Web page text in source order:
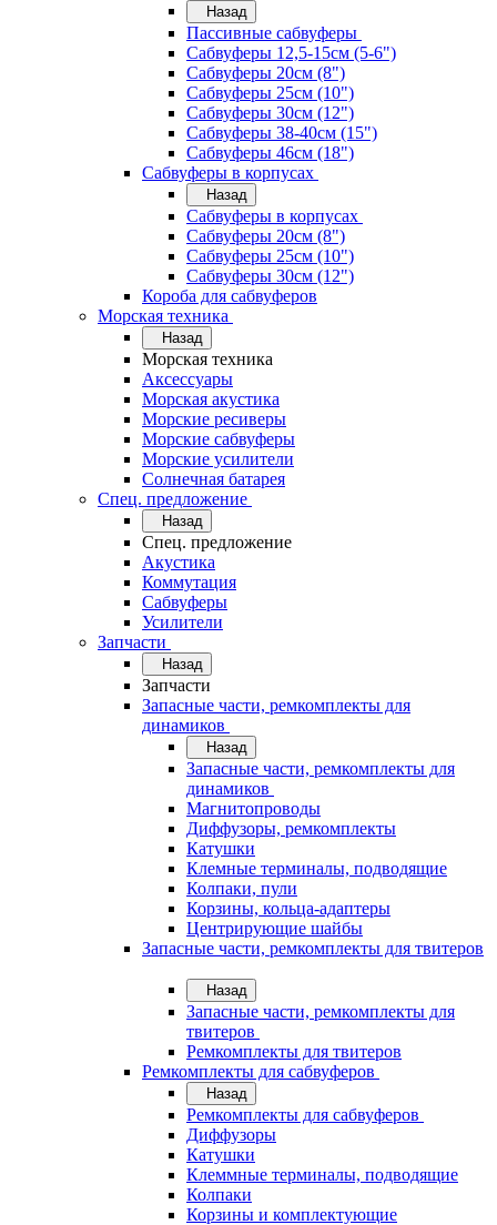
Назад
Пассивные сабвуферы
Сабвуферы 12,5-15см (5-6")
Сабвуферы 20см (8")
Сабвуферы 25см (10")
Сабвуферы 30см (12")
Сабвуферы 38-40см (15")
Сабвуферы 46см (18")
Сабвуферы в корпусах
Назад
Сабвуферы в корпусах
Сабвуферы 20см (8")
Сабвуферы 25см (10")
Сабвуферы 30см (12")
Короба для сабвуферов
Морская техника
Назад
Морская техника
Аксессуары
Морская акустика
Морские ресиверы
Морские сабвуферы
Морские усилители
Солнечная батарея
Спец. предложение
Назад
Спец. предложение
Акустика
Коммутация
Сабвуферы
Усилители
Запчасти
Назад
Запчасти
Запасные части, ремкомплекты для
динамиков
Назад
Запасные части, ремкомплекты для
динамиков
Магнитопроводы
Диффузоры, ремкомплекты
Катушки
Клемные терминалы, подводящие
Колпаки, пули
Корзины, кольца-адаптеры
Центрирующие шайбы
Запасные части, ремкомплекты для твитеров
Назад
Запасные части, ремкомплекты для
твитеров
Ремкомплекты для твитеров
Ремкомплекты для сабвуферов
Назад
Ремкомплекты для сабвуферов
Диффузоры
Катушки
Клеммные терминалы, подводящие
Колпаки
Корзины и комплектующие